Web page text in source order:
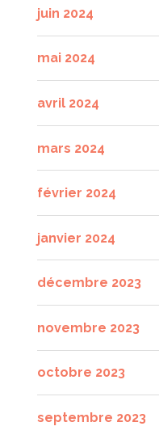
juin 2024
mai 2024
avril 2024
mars 2024
février 2024
janvier 2024
décembre 2023
novembre 2023
octobre 2023
septembre 2023